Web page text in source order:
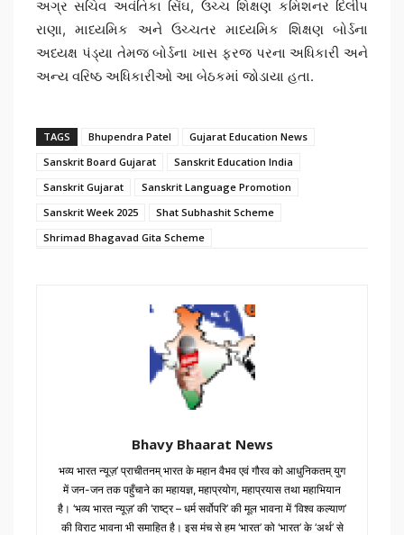
અગ્ર સચિવ અવંતિકા સિંઘ, ઉચ્ચ શિક્ષણ કમિશનર દિલીપ
રાણા, માધ્યમિક અને ઉચ્ચતર માધ્યમિક શિક્ષણ બોર્ડના
અધ્યક્ષ પંડ્યા તેમજ બોર્ડના ખાસ ફરજ પરના અધિકારી અને
અન્ય વરિષ્ઠ અધિકારીઓ આ બેઠકમાં જોડાયા હતા.
TAGS Bhupendra Patel
Gujarat Education News
Sanskrit Board Gujarat
Sanskrit Education India
Sanskrit Gujarat
Sanskrit Language Promotion
Sanskrit Week 2025
Shat Subhashit Scheme
Shrimad Bhagavad Gita Scheme
Bhavy Bhaarat News
भव्य भारत न्यूज़’ प्राचीतनम् भारत के महान वैभव एवं गौरव को आधुनिकतम् युग
में जन-जन तक पहुँचाने का महायज्ञ, महाप्रयोग, महाप्रयास तथा महाभियान
है। ‘भव्य भारत न्यूज़’ की ‘राष्ट्र – धर्म सर्वोपरि’ की मूल भावना में ‘विश्व कल्याण’
की विराट भावना भी समाहित है। इस मंच से हम ‘भारत’ को ‘भारत’ के ‘अर्थ’ से